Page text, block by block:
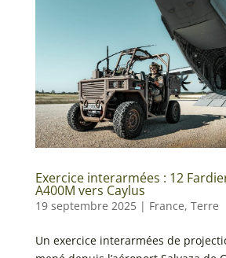
Exercice interarmées : 12
A400M vers Caylus
19 septembre 2025| France, Terre
Un exercice interarmées de